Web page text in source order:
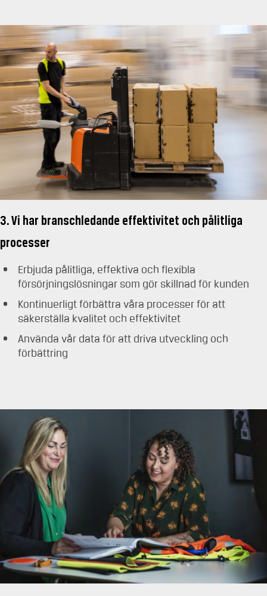
3. Vi har branschledande effektivitet och pålitliga
processer
Erbjuda pålitliga, effektiva och flexibla
försörjningslösningar som gör skillnad för kunden
Kontinuerligt förbättra våra processer för att
säkerställa kvalitet och effektivitet
Använda vår data för att driva utveckling och
förbättring